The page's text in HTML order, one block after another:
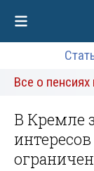
Все о пенсиях
В Кремле